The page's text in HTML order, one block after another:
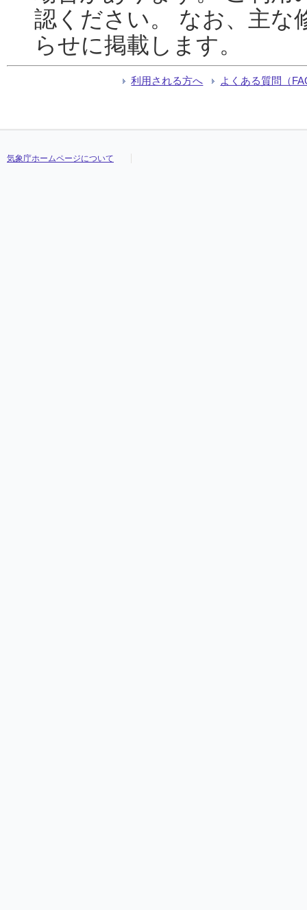
認ください。 なお、主な
らせに掲載します。
利用される方へ よくある質問（
気象庁ホームページについて